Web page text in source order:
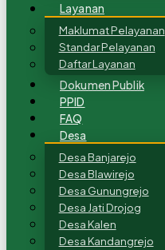
Layanan
Maklumat Pelayanan
Standar Pelayanan
Daftar Layanan
Dokumen Publik
PPID
FAQ
Desa
Desa Banjarejo
Desa Blawirejo
Desa Gunungrejo
Desa Jati Drojog
Desa Kalen
Desa Kandangrejo